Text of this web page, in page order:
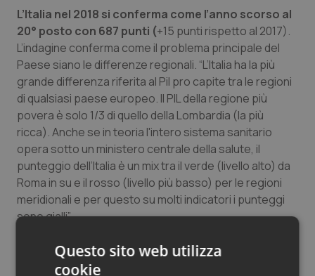
Sangue & coagulazione
Tiroide
Tumore al seno
Tumore ovarico
Tumori del Polmone & Testa Collo
Tumori gastrointestinali
Vaccini
L’Italia nel 2018 si conferma come l’anno scorso al
20° posto con 687 punti (+15 punti rispetto al 2017).
L’indagine conferma come il problema principale del
Paese siano le differenze regionali. “L’Italia ha la più
grande differenza riferita al Pil pro capite tra le regioni
di qualsiasi paese europeo. Il PIL della regione più
povera è solo 1/3 di quello della Lombardia (la più
ricca). Anche se in teoria l'intero sistema sanitario
opera sotto un ministero centrale della salute, il
punteggio dell’Italia è un mix tra il verde (livello alto) da
Roma in su e il rosso (livello più basso) per le regioni
meridionali e per questo su molti indicatori i punteggi
sono gialli”.
I punti deboli del nostro Paese sono l’accesso ai
servizi a causa dei lunghi tempi di attesa, l’eccessivo
Questo sito web utilizza
cookie